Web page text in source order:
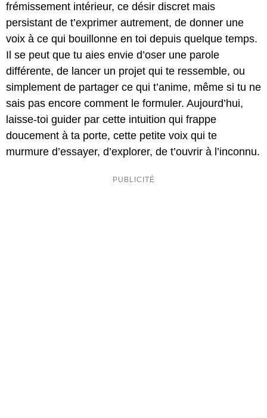
frémissement intérieur, ce désir discret mais
persistant de t’exprimer autrement, de donner une
voix à ce qui bouillonne en toi depuis quelque temps.
Il se peut que tu aies envie d’oser une parole
différente, de lancer un projet qui te ressemble, ou
simplement de partager ce qui t’anime, même si tu ne
sais pas encore comment le formuler. Aujourd’hui,
laisse-toi guider par cette intuition qui frappe
doucement à ta porte, cette petite voix qui te
murmure d’essayer, d’explorer, de t’ouvrir à l’inconnu.